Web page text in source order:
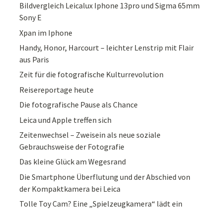
Bildvergleich Leicalux Iphone 13pro und Sigma 65mm
Sony E
Xpan im Iphone
Handy, Honor, Harcourt – leichter Lenstrip mit Flair
aus Paris
Zeit für die fotografische Kulturrevolution
Reisereportage heute
Die fotografische Pause als Chance
Leica und Apple treffen sich
Zeitenwechsel – Zweisein als neue soziale
Gebrauchsweise der Fotografie
Das kleine Glück am Wegesrand
Die Smartphone Überflutung und der Abschied von
der Kompaktkamera bei Leica
Tolle Toy Cam? Eine „Spielzeugkamera“ lädt ein